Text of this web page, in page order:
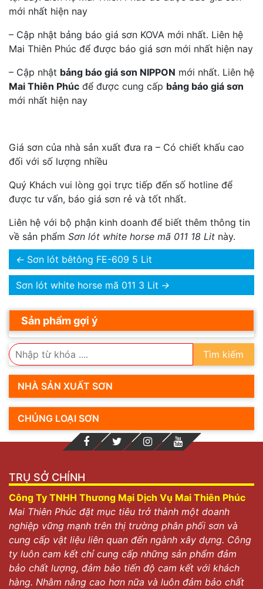
mới nhất hiện nay
– Cập nhật bảng báo giá sơn KOVA mới nhất. Liên hệ
Mai Thiên Phúc để được báo giá sơn mới nhất hiện nay
– Cập nhật bảng báo giá sơn NIPPON mới nhất. Liên hệ
Mai Thiên Phúc để được cung cấp bảng báo giá sơn
mới nhất hiện nay
Giá sơn của nhà sản xuất đưa ra – Có chiết khấu cao
đối với số lượng nhiều
Quý Khách vui lòng gọi trực tiếp đến số hotline để
được tư vấn, báo giá sơn rẻ và tốt nhất.
Liên hệ với bộ phận kinh doanh để biết thêm thông tin
về sản phẩm Sơn lót white horse mã 011 18 Lit này.
← Sơn lót bêtông FE-609 5 Lit
Sơn lót white horse mã 011 3 Lit →
Sản phẩm gợi ý
Tìm kiếm
NHÀ SẢN XUẤT SƠN
CHỦNG LOẠI SƠN
TRỤ SỞ CHÍNH
Công Ty TNHH Thương Mại Dịch Vụ Mai Thiên Phúc
Mai Thiên Phúc đặt mục tiêu trở thành một doanh
nghiệp vững mạnh trên thị trường phân phối sơn và
cung cấp vật liệu liên quan đến ngành xây dựng. Công
ty luôn cam kết chỉ cung cấp những sản phẩm đảm
bảo chất lượng, đảm bảo tiến độ cam kết với khách
hàng. Nhằm nâng cao hơn nữa và luôn đảm bảo chất